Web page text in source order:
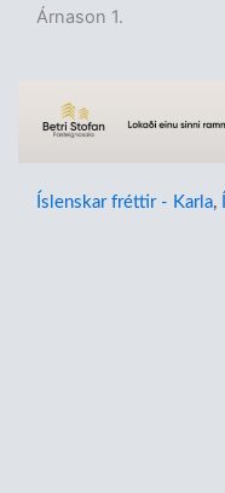
Árnason 1.
Íslenskar fréttir - Karla,